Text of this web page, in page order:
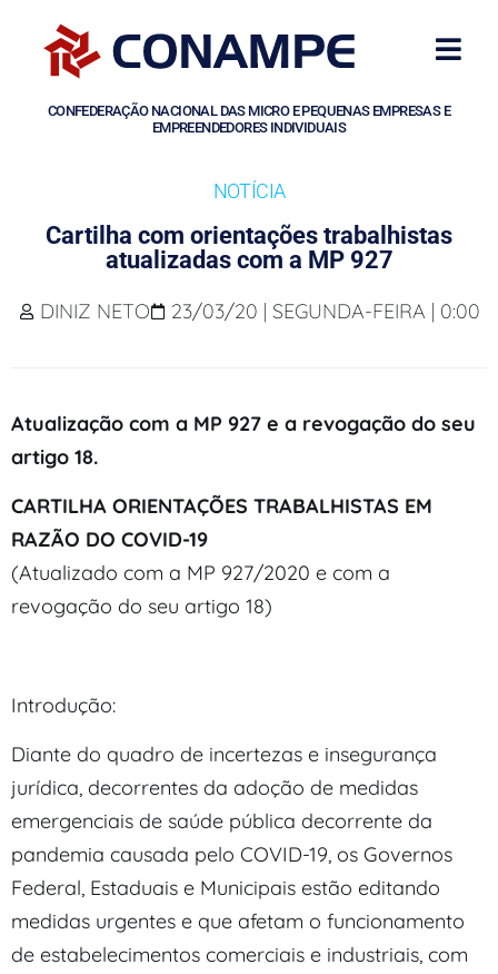
CONFEDERAÇÃO NACIONAL DAS MICRO E PEQUENAS EMPRESAS E
EMPREENDEDORES INDIVIDUAIS
NOTÍCIA
Cartilha com orientações trabalhistas
atualizadas com a MP 927
DINIZ NETO 23/03/20 | SEGUNDA-FEIRA | 0:00
Atualização com a MP 927 e a revogação do seu
artigo 18.
CARTILHA ORIENTAÇÕES TRABALHISTAS EM
RAZÃO DO COVID-19
(Atualizado com a MP 927/2020 e com a
revogação do seu artigo 18)
Introdução:
Diante do quadro de incertezas e insegurança
jurídica, decorrentes da adoção de medidas
emergenciais de saúde pública decorrente da
pandemia causada pelo COVID-19, os Governos
Federal, Estaduais e Municipais estão editando
medidas urgentes e que afetam o funcionamento
de estabelecimentos comerciais e industriais, com